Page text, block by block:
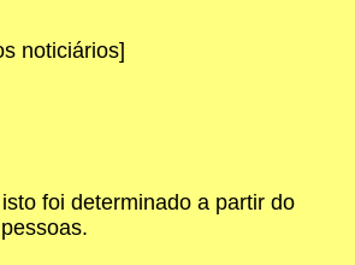
noticiários]
foi determinado a partir do